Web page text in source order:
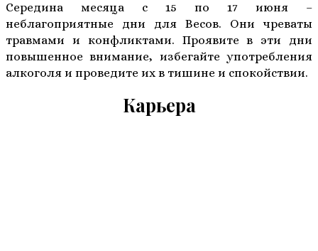
Середина месяца с 15 по 17 июня –
неблагоприятные дни для Весов. Они чреваты
травмами и конфликтами. Проявите в эти дни
повышенное внимание, избегайте употребления
алкоголя и проведите их в тишине и спокойствии.
Карьера